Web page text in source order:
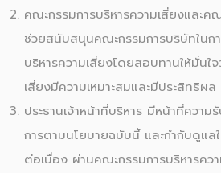
คณะกรรมการบริหารความเสี่ยงและค
ช่วยสนับสนุนคณะกรรมการบริษัทในก
บริหารความเสี่ยงโดยสอบทานให้มั่นใจ
เสี่ยงมีความเหมาะสมและมีประสิทธิผล
ประธานเจ้าหน้าที่บริหาร มีหน้าที่ความ
การตามนโยบายฉบับนี้ และกำกับดูแ
ต่อเนื่อง ผ่านคณะกรรมการบริหารคว